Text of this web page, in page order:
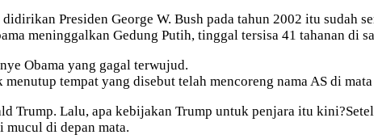
Presiden George W. Bush pada tahun 2002 itu sudah
meninggalkan Gedung Putih, tinggal tersisa 41 tahanan di
Obama yang gagal terwujud.
tempat yang disebut telah mencoreng nama AS di
Trump. Lalu, apa kebijakan Trump untuk penjara itu
di depan mata.